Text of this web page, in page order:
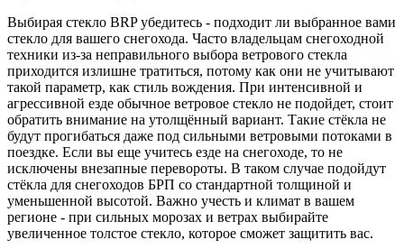
Выбирая стекло BRP убедитесь - подходит ли выбранное вами
стекло для вашего снегохода. Часто владельцам снегоходной
техники из-за неправильного выбора ветрового стекла
приходится излишне тратиться, потому как они не учитывают
такой параметр, как стиль вождения. При интенсивной и
агрессивной езде обычное ветровое стекло не подойдет, стоит
обратить внимание на утолщённый вариант. Такие стёкла не
будут прогибаться даже под сильными ветровыми потоками в
поездке. Если вы еще учитесь езде на снегоходе, то не
исключены внезапные перевороты. В таком случае подойдут
стёкла для снегоходов БРП со стандартной толщиной и
уменьшенной высотой. Важно учесть и климат в вашем
регионе - при сильных морозах и ветрах выбирайте
увеличенное толстое стекло, которое сможет защитить вас.